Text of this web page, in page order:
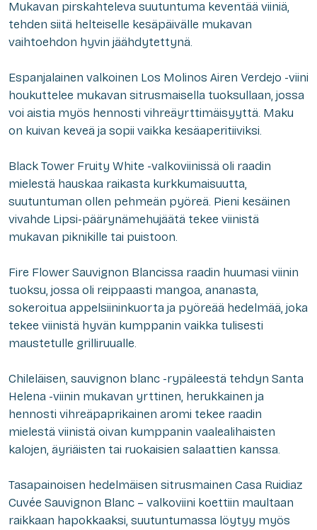
Mukavan pirskahteleva suutuntuma keventää viiniä,
tehden siitä helteiselle kesäpäivälle mukavan
vaihtoehdon hyvin jäähdytettynä.
Espanjalainen valkoinen Los Molinos Airen Verdejo -viini
houkuttelee mukavan sitrusmaisella tuoksullaan, jossa
voi aistia myös hennosti vihreäyrttimäisyyttä. Maku
on kuivan keveä ja sopii vaikka kesäaperitiiviksi.
Black Tower Fruity White -valkoviinissä oli raadin
mielestä hauskaa raikasta kurkkumaisuutta,
suutuntuman ollen pehmeän pyöreä. Pieni kesäinen
vivahde Lipsi-päärynämehujäätä tekee viinistä
mukavan piknikille tai puistoon.
Fire Flower Sauvignon Blancissa raadin huumasi viinin
tuoksu, jossa oli reippaasti mangoa, ananasta,
sokeroitua appelsiininkuorta ja pyöreää hedelmää, joka
tekee viinistä hyvän kumppanin vaikka tulisesti
maustetulle grilliruualle.
Chileläisen, sauvignon blanc -rypäleestä tehdyn Santa
Helena -viinin mukavan yrttinen, herukkainen ja
hennosti vihreäpaprikainen aromi tekee raadin
mielestä viinistä oivan kumppanin vaalealihaisten
kalojen, äyriäisten tai ruokaisien salaattien kanssa.
Tasapainoisen hedelmäisen sitrusmainen Casa Ruidiaz
Cuvée Sauvignon Blanc – valkoviini koettiin maultaan
raikkaan hapokkaaksi, suutuntumassa löytyy myös